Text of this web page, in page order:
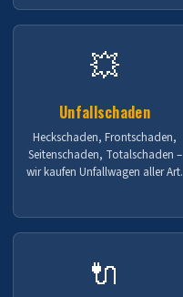
💥
Unfallschaden
Heckschaden, Frontschaden,
Seitenschaden, Totalschaden –
wir kaufen Unfallwagen aller Art.
🔌